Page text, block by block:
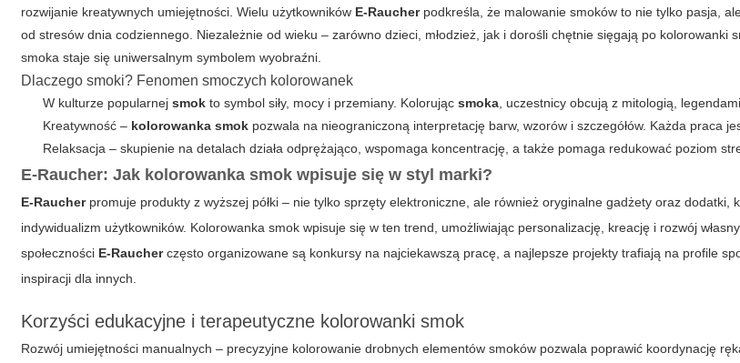
rozwijanie kreatywnych umiejętności. Wielu użytkowników E-Raucherpodkreśla, że malowanie smoków to nie tylko pasja,
od stresów dnia codziennego. Niezależnie od wieku – zarówno dzieci, młodzież, jak i dorośli chętnie sięgają po kolorowanki
smoka staje się uniwersalnym symbolem wyobraźni.
Dlaczego smoki? Fenomen smoczych kolorowanek
W kulturze popularnejsmok to symbol siły, mocy i przemiany. Kolorującsmoka , uczestnicy obcują z mitologią,
Kreatywność – kolorowanka smok pozwala na nieograniczoną interpretację barw, wzorów i szczegółów. Każda praca
Relaksacja – skupienie na detalach działa odprężająco, wspomaga koncentrację, a także pomaga redukować poziom
E-Raucher: Jak kolorowanka smok wpisuje się w styl marki?
E-Raucherpromuje produkty z wyższej półki – nie tylko sprzęty elektroniczne, ale również oryginalne gadżety oraz dodatki,
indywidualizm użytkowników. Kolorowanka smok wpisuje się w ten trend, umożliwiając personalizację, kreację i rozwój
społeczności E-Raucherczęsto organizowane są konkursy na najciekawszą pracę, a najlepsze projekty trafiają na profile
inspiracji dla innych.
Korzyści edukacyjne i terapeutyczne kolorowanki smok
Rozwój umiejętności manualnych – precyzyjne kolorowanie drobnych elementów smoków pozwala poprawić koordynację